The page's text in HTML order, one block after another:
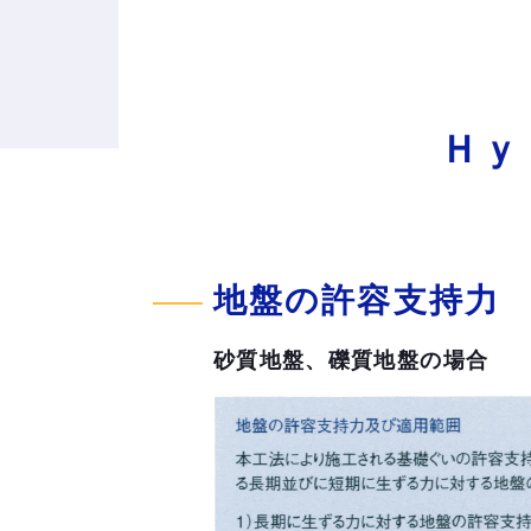
Ｈ
地盤の許容支持力
砂質地盤、礫質地盤の場合